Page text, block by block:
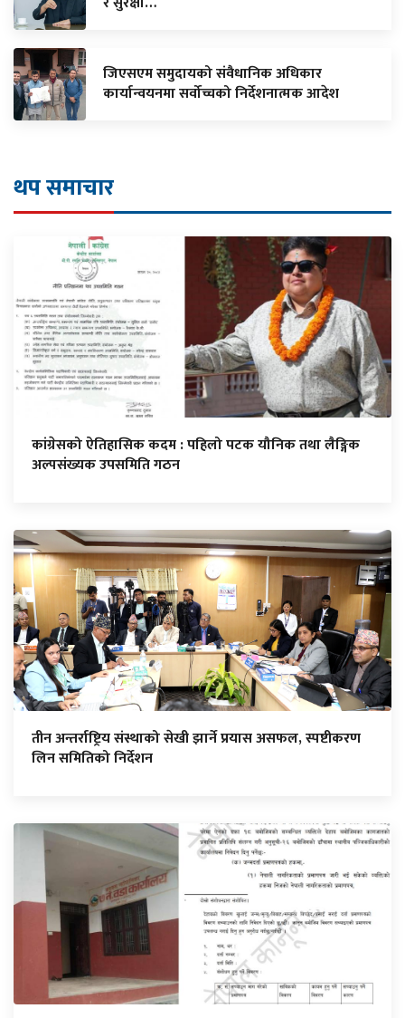
जिएसएम समुदायको संवैधानिक अधिकार
कार्यान्वयनमा सर्वोच्चको निर्देशनात्मक आदेश
थप समाचार
कांग्रेसको ऐतिहासिक कदम : पहिलो पटक यौनिक तथा लैङ्गिक
अल्पसंख्यक उपसमिति गठन
तीन अन्तर्राष्ट्रिय संस्थाको सेखी झार्ने प्रयास असफल, स्पष्टीकरण
लिन समितिको निर्देशन